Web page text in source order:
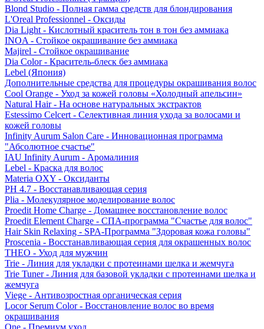
Blond Studio - Полная гамма средств для блондирования
L'Oreal Professionnel - Оксиды
Dia Light - Кислотный краситель тон в тон без аммиака
INOA - Стойкое окрашивание без аммиака
Majirel - Стойкое окрашивание
Dia Color - Краситель-блеск без аммиака
Lebel (Япония)
Дополнительные средства для процедуры окрашивания волос
Cool Orange - Уход за кожей головы «Холодный апельсин»
Natural Hair - На основе натуральных экстрактов
Estessimo Celcert - Селективная линия ухода за волосами и
кожей головы
Infinity Aurum Salon Care - Инновационная программа
"Абсолютное счастье"
IAU Infinity Aurum - Аромалиния
Lebel - Краска для волос
Materia OXY - Оксиданты
PH 4.7 - Восстанавливающая серия
Plia - Молекулярное моделирование волос
Proedit Home Charge - Домашнее восстановление волос
Proedit Element Charge - СПА-программа "Счастье для волос"
Hair Skin Relaxing - SPA-Программа "Здоровая кожа головы"
Proscenia - Восстанавливающая серия для окрашенных волос
THEO - Уход для мужчин
Trie - Линия для укладки с протеинами шелка и жемчуга
Trie Tuner - Линия для базовой укладки с протеинами шелка и
жемчуга
Viege - Антивозростная органическая серия
Locor Serum Color - Восстановление волос во время
окрашивания
One - Премиум уход